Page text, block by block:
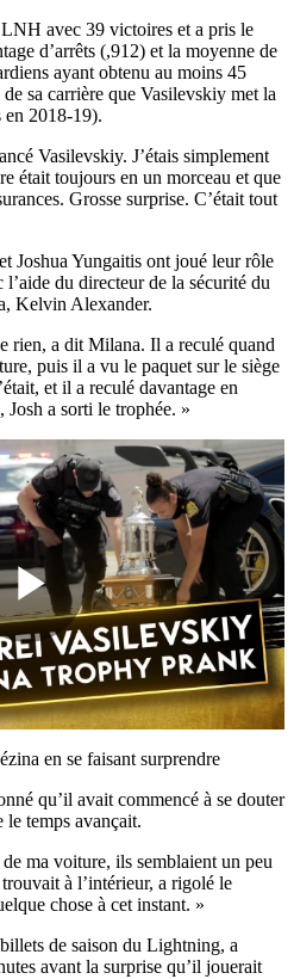
avec 39 victoires et a pris le
d’arrêts (,912) et la moyenne de
ayant obtenu au moins 45
sa carrière que Vasilevskiy met la
en 2018-19).
Vasilevskiy. J’étais simplement
était toujours en un morceau et que
Grosse surprise. C’était tout
Joshua Yungaitis ont joué leur rôle
du directeur de la sécurité du
Kelvin Alexander.
rien, a dit Milana. Il a reculé quand
puis il a vu le paquet sur le siège
et il a reculé davantage en
Josh a sorti le trophée. »
Play
Video
en se faisant surprendre
qu’il avait commencé à se douter
le temps avançait.
ma voiture, ils semblaient un peu
à l’intérieur, a rigolé le
chose à cet instant. »
de saison du Lightning, a
avant la surprise qu’il jouerait